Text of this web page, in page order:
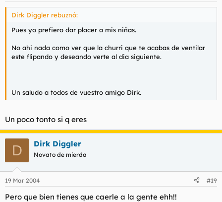
Dirk Diggler rebuznó:
Pues yo prefiero dar placer a mis niñas.
No ahi nada como ver que la churri que te acabas de ventilar
este flipando y deseando verte al dia siguiente.
Un saludo a todos de vuestro amigo Dirk.
Un poco tonto si q eres
D Dirk Diggler
Novato de mierda
19 Mar 2004 #19
Pero que bien tienes que caerle a la gente ehh!!